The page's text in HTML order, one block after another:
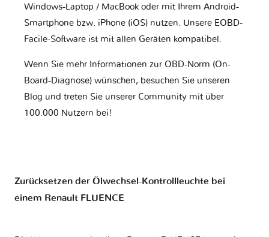
Windows-Laptop / MacBook oder mit Ihrem Android-
Smartphone bzw. iPhone (iOS) nutzen. Unsere EOBD-
Facile-Software ist mit allen Geräten kompatibel.
Wenn Sie mehr Informationen zur OBD-Norm (On-
Board-Diagnose) wünschen, besuchen Sie unseren
Blog und treten Sie unserer Community mit über
100.000 Nutzern bei!
Zurücksetzen der Ölwechsel-Kontrollleuchte bei
einem Renault FLUENCE